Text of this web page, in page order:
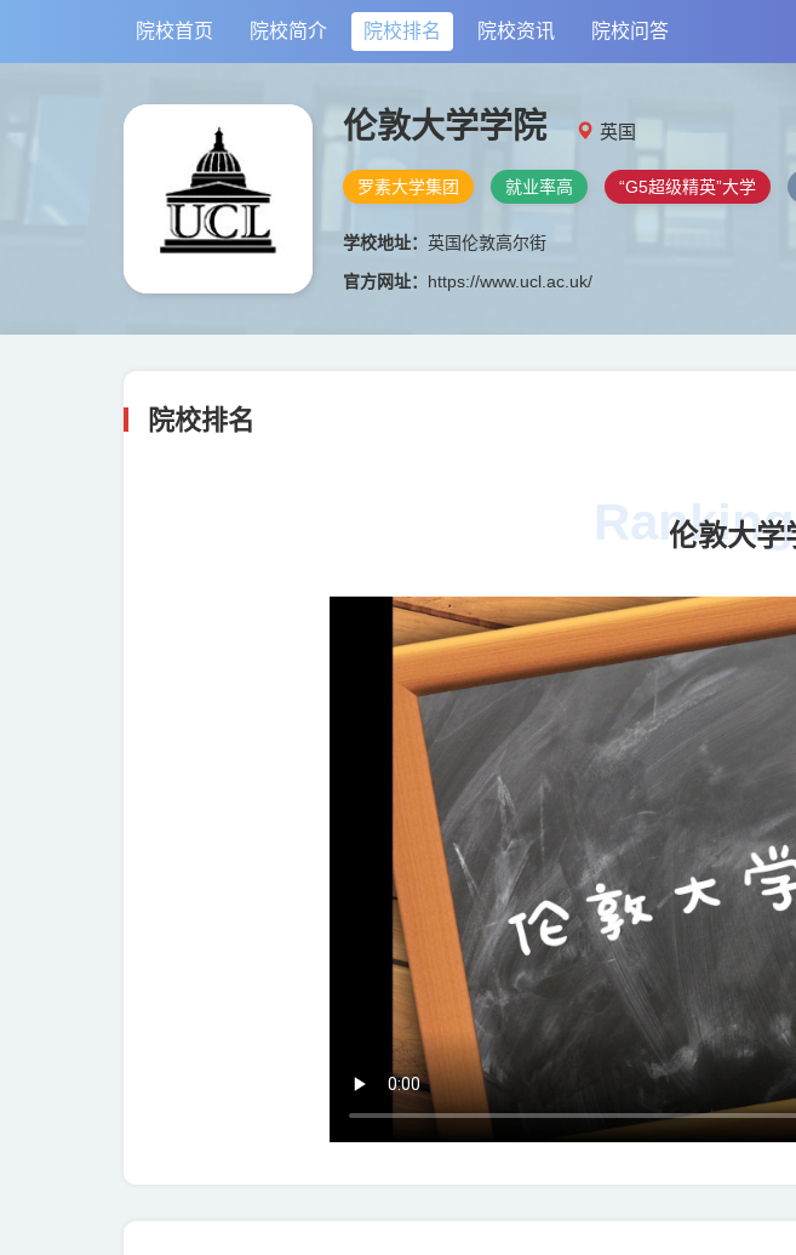
院校首页 院校简介 院校排名 院校资讯 院校问答
伦敦大学学院 英国
罗素大学集团 就业率高 “G5超级精英”大学
学校地址： 英国伦敦高尔街
官方网址： https://www.ucl.ac.uk/
院校排名
伦敦大学